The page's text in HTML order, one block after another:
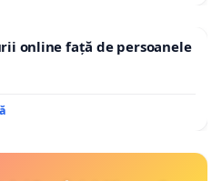
online față de persoanele